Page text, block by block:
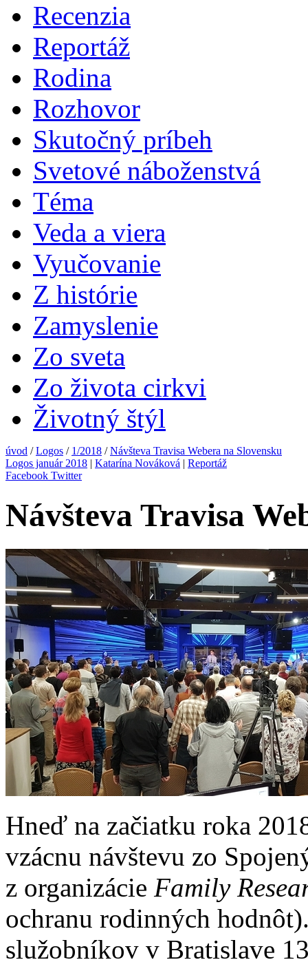
Recenzia
Reportáž
Rodina
Rozhovor
Skutočný príbeh
Svetové náboženstvá
Téma
Veda a viera
Vyučovanie
Z histórie
Zamyslenie
Zo sveta
Zo života cirkvi
Životný štýl
úvod /Logos / 1/2018 /Návšteva Travisa Webera na Slovensku
Logos január 2018 | Katarína Nováková | Reportáž
Facebook Twitter
Návšteva Travisa
Hneď na začiatku roka
vzácnu návštevu zo
z organizácie Family
ochranu rodinných
služobníkov v Bratislave